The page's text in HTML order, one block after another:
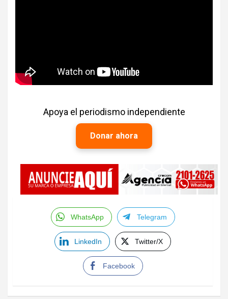
Apoya el periodismo independiente
Donar ahora
WhatsApp Telegram
LinkedIn Twitter/X
Facebook